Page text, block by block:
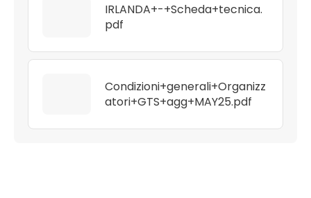
IRLANDA+-+Scheda+tecnica.
pdf
Condizioni+generali+Organizz
atori+GTS+agg+MAY25.pdf